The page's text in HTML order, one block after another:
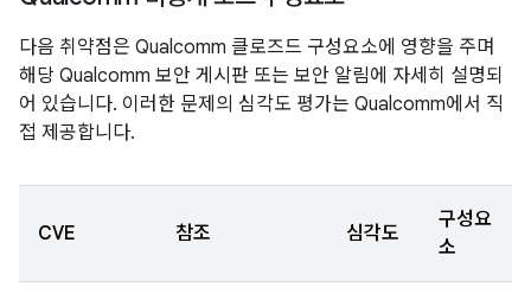
다음 취약점은 Qualcomm 클로즈드 구성요소에 영향을 주며
해당 Qualcomm 보안 게시판 또는 보안 알림에 자세히 설명되
어 있습니다. 이러한 문제의 심각도 평가는 Qualcomm에서 직
접 제공합니다.
CVE 참조 심각도
구성요
소